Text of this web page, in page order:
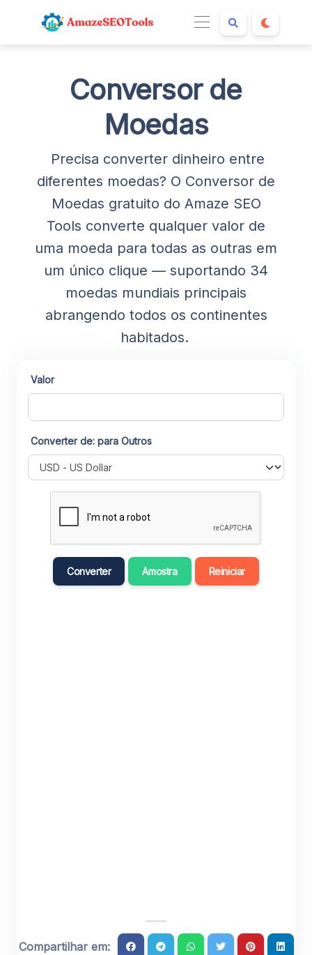
Conversor de
Moedas
Precisa converter dinheiro entre
diferentes moedas? O Conversor de
Moedas gratuito do Amaze SEO
Tools converte qualquer valor de
uma moeda para todas as outras em
um único clique — suportando 34
moedas mundiais principais
abrangendo todos os continentes
habitados.
Valor
Converter de: para Outros
Converter Amostra Reiniciar
Compartilhar em: